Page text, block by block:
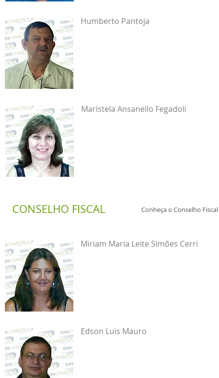
Humberto Pantoja
Maristela Ansanello Fegadoli
CONSELHO FISCAL Conheça o Conselho
Miriam Maria Leite Simões Cerri
Edson Luis Mauro